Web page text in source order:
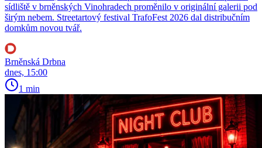
sídliště v brněnských Vinohradech proměnilo v originální galerii pod
širým nebem. Streetartový festival TrafoFest 2026 dal distribučním
domkům novou tvář.
Brněnská Drbna
dnes, 15:00
1 min